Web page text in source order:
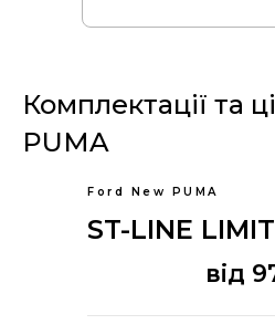
Комплектації та
PUMA
ST-LINE
Ford New PUMA
від